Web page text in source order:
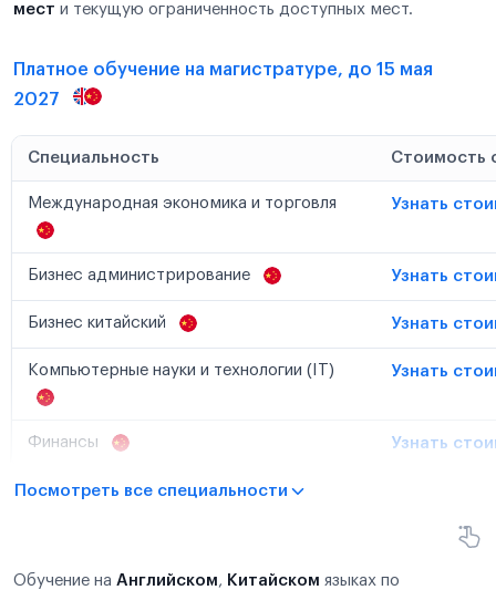
мест и текущую ограниченность доступных мест.
Платное обучение на магистратуре, до 15 мая
2027
Специальность Стоимость
Международная экономика и торговля Узнать
Бизнес администрирование Узнать
Бизнес китайский Узнать
Компьютерные науки и технологии (IT) Узнать
Финансы Узнать
Посмотреть все специальности
Обучение на Английском, Китайском языках по